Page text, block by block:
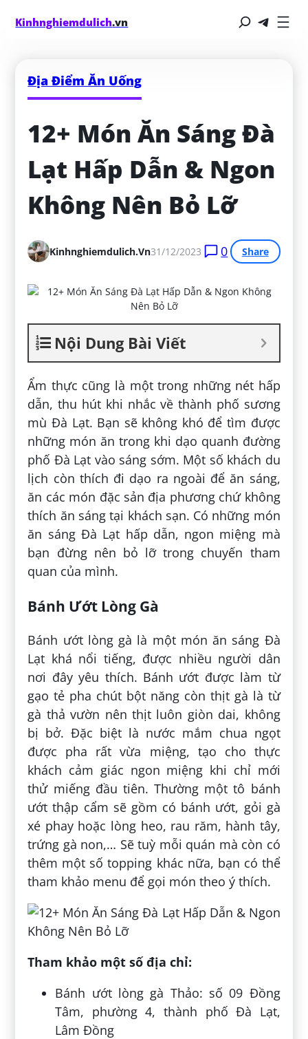
Kinhnghiemdulich.vn
Địa Điểm Ăn Uống
12+ Món Ăn Sáng Đà
Lạt Hấp Dẫn & Ngon
Không Nên Bỏ Lỡ
Kinhnghiemdulich.vn31/12/2023 0 Share
Nội Dung Bài Viết
Ẩm thực cũng là một trong những nét hấp
dẫn, thu hút khi nhắc về thành phố sương
mù Đà Lạt. Bạn sẽ không khó để tìm được
những món ăn trong khi dạo quanh đường
phố Đà Lạt vào sáng sớm. Một số khách du
lịch còn thích đi dạo ra ngoài để ăn sáng,
ăn các món đặc sản địa phương chứ không
thích ăn sáng tại khách sạn. Có những món
ăn sáng Đà Lạt hấp dẫn, ngon miệng mà
bạn đừng nên bỏ lỡ trong chuyến tham
quan của mình.
Bánh Ướt Lòng Gà
Bánh ướt lòng gà là một món ăn sáng Đà
Lạt khá nổi tiếng, được nhiều người dân
nơi đây yêu thích. Bánh ướt được làm từ
gạo tẻ pha chút bột năng còn thịt gà là từ
gà thả vườn nên thịt luôn giòn dai, không
bị bở. Đặc biệt là nước mắm chua ngọt
được pha rất vừa miệng, tạo cho thực
khách cảm giác ngon miệng khi chỉ mới
thử miếng đầu tiên. Thường một tô bánh
ướt thập cẩm sẽ gồm có bánh ướt, gỏi gà
xé phay hoặc lòng heo, rau răm, hành tây,
trứng gà non,… Sẽ tuỳ mỗi quán mà còn có
thêm một số topping khác nữa, bạn có thể
tham khảo menu để gọi món theo ý thích.
Tham khảo một số địa chỉ:
Bánh ướt lòng gà Thảo: số 09 Đồng
Tâm, phường 4, thành phố Đà Lạt,
Lâm Đồng